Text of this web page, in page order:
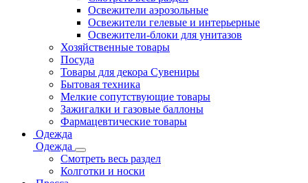
Освежители аэрозольные
Освежители гелевые и интерьерные
Освежители-блоки для унитазов
Хозяйственные товары
Посуда
Товары для декора Сувениры
Бытовая техника
Мелкие сопутствующие товары
Зажигалки и газовые баллоны
Фармацевтические товары
Одежда
Одежда
Смотреть весь раздел
Колготки и носки